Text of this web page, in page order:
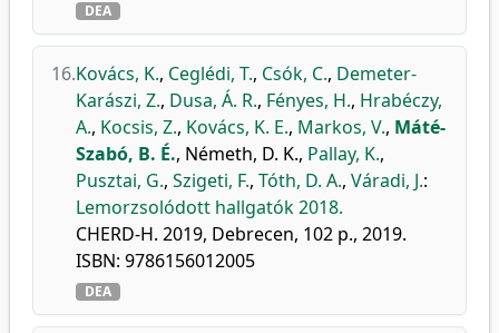
DEA
16.Kovács, K., Ceglédi, T., Csók, C., Demeter-
Karászi, Z., Dusa, Á. R., Fényes, H., Hrabéczy,
A., Kocsis, Z., Kovács, K. E., Markos, V., Máté-
Szabó, B. É., Németh, D. K., Pallay, K.,
Pusztai, G., Szigeti, F., Tóth, D. A., Váradi, J.:
Lemorzsolódott hallgatók 2018.
CHERD-H. 2019, Debrecen, 102 p., 2019.
ISBN: 9786156012005
DEA